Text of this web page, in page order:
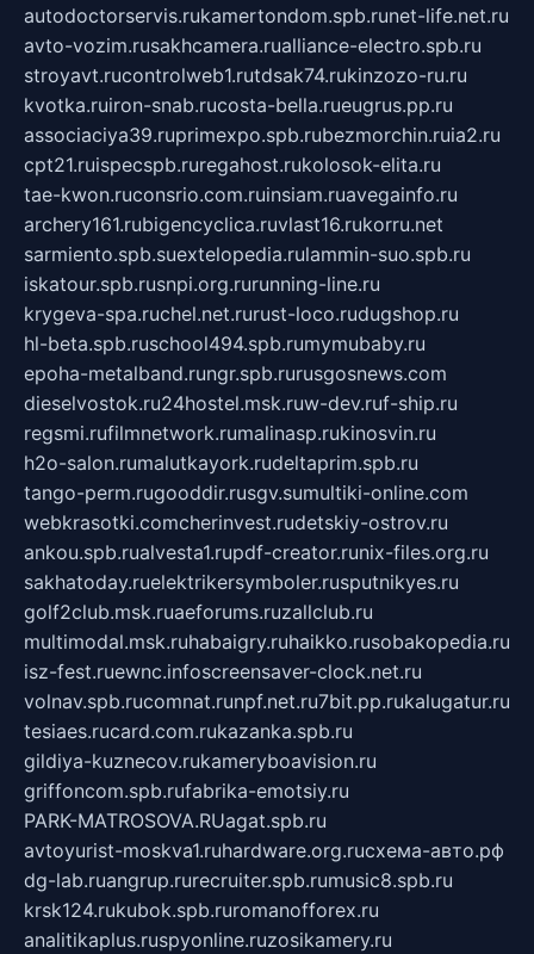
autodoctorservis.rukamertondom.spb.runet-life.net.ru
avto-vozim.rusakhcamera.rualliance-electro.spb.ru
stroyavt.rucontrolweb1.rutdsak74.rukinzozo-ru.ru
kvotka.ruiron-snab.rucosta-bella.rueugrus.pp.ru
associaciya39.ruprimexpo.spb.rubezmorchin.ruia2.ru
cpt21.ruispecspb.ruregahost.rukolosok-elita.ru
tae-kwon.ruconsrio.com.ruinsiam.ruavegainfo.ru
archery161.rubigencyclica.ruvlast16.rukorru.net
sarmiento.spb.suextelopedia.rulammin-suo.spb.ru
iskatour.spb.rusnpi.org.rurunning-line.ru
krygeva-spa.ruchel.net.rurust-loco.rudugshop.ru
hl-beta.spb.ruschool494.spb.rumymubaby.ru
epoha-metalband.rungr.spb.rurusgosnews.com
dieselvostok.ru24hostel.msk.ruw-dev.ruf-ship.ru
regsmi.rufilmnetwork.rumalinasp.rukinosvin.ru
h2o-salon.rumalutkayork.rudeltaprim.spb.ru
tango-perm.rugooddir.rusgv.sumultiki-online.com
webkrasotki.comcherinvest.rudetskiy-ostrov.ru
ankou.spb.rualvesta1.rupdf-creator.runix-files.org.ru
sakhatoday.ruelektrikersymboler.rusputnikyes.ru
golf2club.msk.ruaeforums.ruzallclub.ru
multimodal.msk.ruhabaigry.ruhaikko.rusobakopedia.ru
isz-fest.ruewnc.infoscreensaver-clock.net.ru
volnav.spb.rucomnat.runpf.net.ru7bit.pp.rukalugatur.ru
tesiaes.rucard.com.rukazanka.spb.ru
gildiya-kuznecov.rukameryboavision.ru
griffoncom.spb.rufabrika-emotsiy.ru
PARK-MATROSOVA.RUagat.spb.ru
avtoyurist-moskva1.ruhardware.org.ruсхема-авто.рф
dg-lab.ruangrup.rurecruiter.spb.rumusic8.spb.ru
krsk124.rukubok.spb.ruromanofforex.ru
analitikaplus.ruspyonline.ruzosikamery.ru